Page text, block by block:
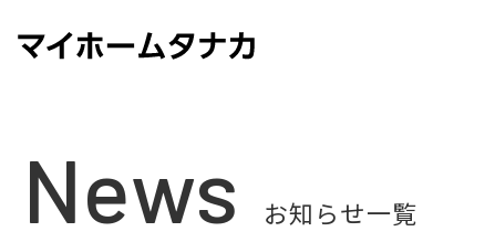
News お知らせ一覧